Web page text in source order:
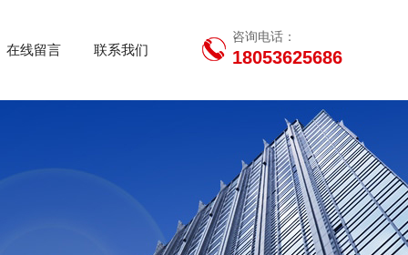
在线留言 联系我们
咨询电话：
18053625686